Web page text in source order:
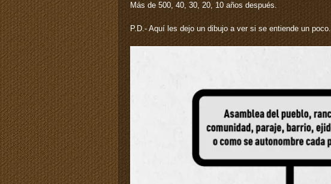
Más de 500, 40, 30, 20, 10 años después.
P.D.- Aquí les dejo un dibujo a ver si se entiende un poco.